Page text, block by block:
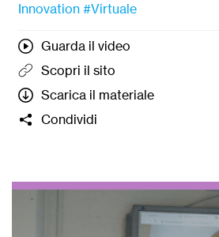
Innovation #Virtuale
Guarda il video
Scopri il sito
Scarica il materiale
Condividi